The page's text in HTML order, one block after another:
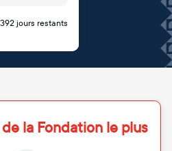
392 jours restants
la Fondation le plus